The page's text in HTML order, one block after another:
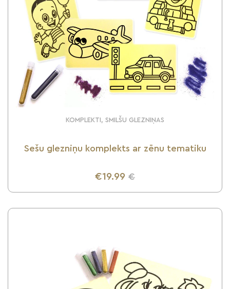
KOMPLEKTI, SMILŠU GLEZNIŅAS
Sešu glezniņu komplekts ar zēnu tematiku
€19.99 €
UZZINI VAIRĀK